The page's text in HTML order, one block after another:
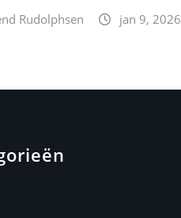
Rudolphsen jan 9, 2026